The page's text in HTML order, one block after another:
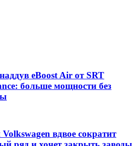
eBoost Air от SRT
больше мощности без
вдвое сократит